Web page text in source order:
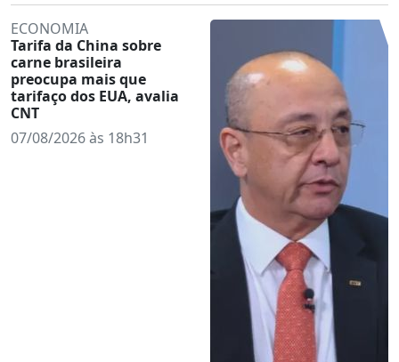
ECONOMIA
Tarifa da China sobre
carne brasileira
preocupa mais que
tarifaço dos EUA, avalia
CNT
07/08/2026 às 18h31